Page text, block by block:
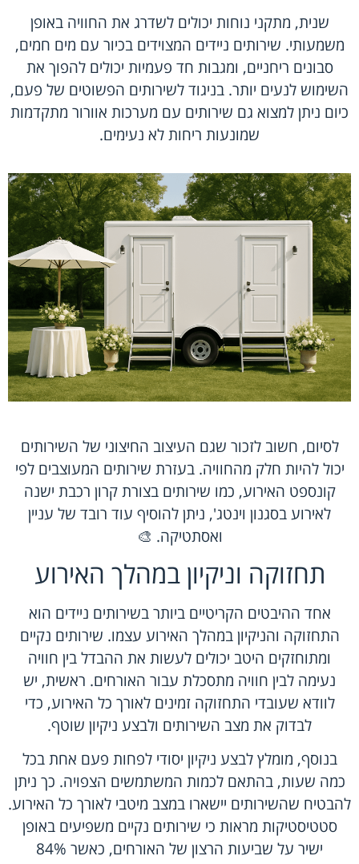
שנית, מתקני נוחות יכולים לשדרג את החוויה באופן
משמעותי. שירותים ניידים המצוידים בכיור עם מים חמים,
סבונים ריחניים, ומגבות חד פעמיות יכולים להפוך את
השימוש לנעים יותר. בניגוד לשירותים הפשוטים של פעם,
כיום ניתן למצוא גם שירותים עם מערכות אוורור מתקדמות
שמונעות ריחות לא נעימים.
לסיום, חשוב לזכור שגם העיצוב החיצוני של השירותים
יכול להיות חלק מהחוויה. בעזרת שירותים המעוצבים לפי
קונספט האירוע, כמו שירותים בצורת קרון רכבת ישנה
לאירוע בסגנון וינטג', ניתן להוסיף עוד רובד של עניין
ואסתטיקה. 🎨
תחזוקה וניקיון במהלך האירוע
אחד ההיבטים הקריטיים ביותר בשירותים ניידים הוא
התחזוקה והניקיון במהלך האירוע עצמו. שירותים נקיים
ומתוחזקים היטב יכולים לעשות את ההבדל בין חוויה
נעימה לבין חוויה מתסכלת עבור האורחים. ראשית, יש
לוודא שעובדי התחזוקה זמינים לאורך כל האירוע, כדי
לבדוק את מצב השירותים ולבצע ניקיון שוטף.
בנוסף, מומלץ לבצע ניקיון יסודי לפחות פעם אחת בכל
כמה שעות, בהתאם לכמות המשתמשים הצפויה. כך ניתן
להבטיח שהשירותים יישארו במצב מיטבי לאורך כל האירוע.
סטטיסטיקות מראות כי שירותים נקיים משפיעים באופן
ישיר על שביעות הרצון של האורחים, כאשר 84%